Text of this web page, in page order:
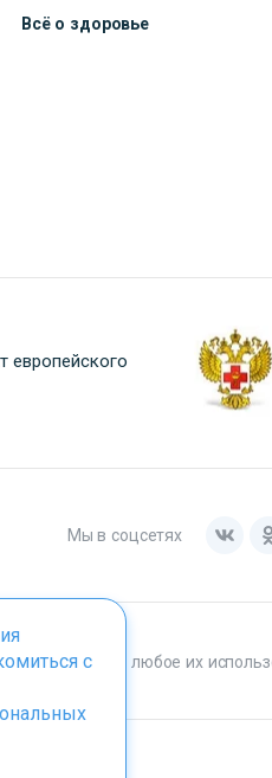
Всё о здоровье
европейского
Мы в соцсетях
"Он Клиник", любое их
с